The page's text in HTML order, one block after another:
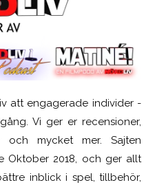
att engagerade individer -
Vi ger er recensioner,
och mycket mer. Sajten
Oktober 2018, och ger allt
inblick i spel, tillbehör,